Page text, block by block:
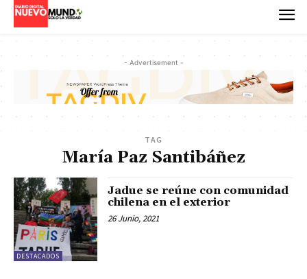
- Advertisement -
TAG
María Paz Santibáñez
DESTACADOS
Jadue se reúne con comunidad
chilena en el exterior
26 Junio, 2021